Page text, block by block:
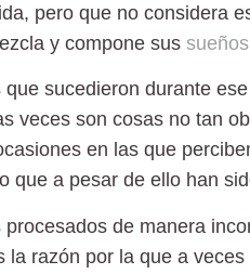
pero que no considera
y compone sus sueños
sucedieron durante
veces son cosas no tan
en las que
que a pesar de ello han
de manera
la razón por la que a